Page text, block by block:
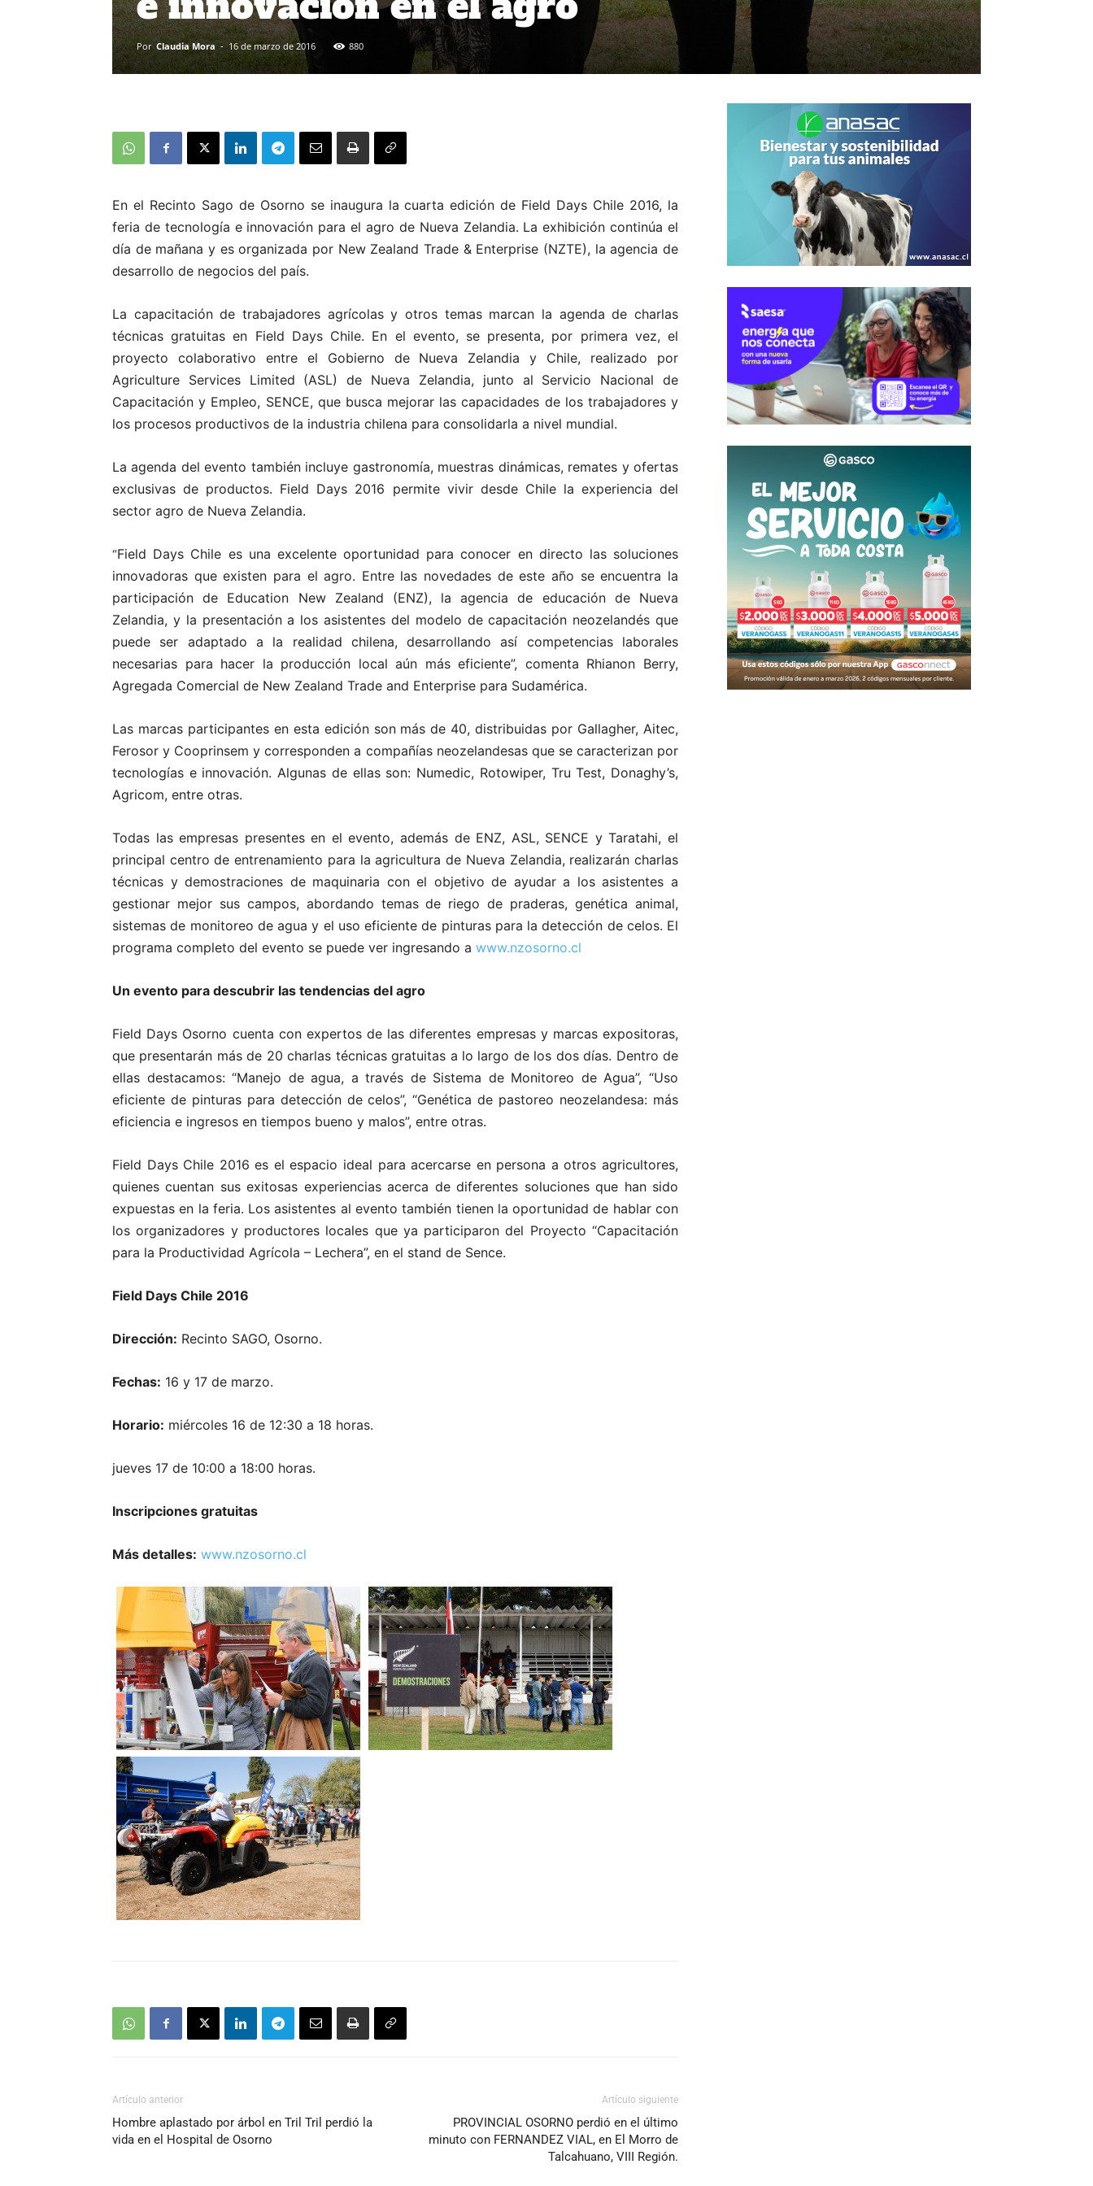
Por Claudia Mora - 16 de marzo de 2016 880
En el Recinto Sago de Osorno se inaugura la cuarta edición de Field Days Chile 2016, la
feria de tecnología e innovación para el agro de Nueva Zelandia. La exhibición continúa el
día de mañana y es organizada por New Zealand Trade & Enterprise (NZTE), la agencia de
desarrollo de negocios del país.
La capacitación de trabajadores agrícolas y otros temas marcan la agenda de charlas
técnicas gratuitas en Field Days Chile. En el evento, se presenta, por primera vez, el
proyecto colaborativo entre el Gobierno de Nueva Zelandia y Chile, realizado por
Agriculture Services Limited (ASL) de Nueva Zelandia, junto al Servicio Nacional de
Capacitación y Empleo, SENCE, que busca mejorar las capacidades de los trabajadores y
los procesos productivos de la industria chilena para consolidarla a nivel mundial.
La agenda del evento también incluye gastronomía, muestras dinámicas, remates y ofertas
exclusivas de productos. Field Days 2016 permite vivir desde Chile la experiencia del
sector agro de Nueva Zelandia.
“Field Days Chile es una excelente oportunidad para conocer en directo las soluciones
innovadoras que existen para el agro. Entre las novedades de este año se encuentra la
participación de Education New Zealand (ENZ), la agencia de educación de Nueva
Zelandia, y la presentación a los asistentes del modelo de capacitación neozelandés que
puede ser adaptado a la realidad chilena, desarrollando así competencias laborales
necesarias para hacer la producción local aún más eficiente”, comenta Rhianon Berry,
Agregada Comercial de New Zealand Trade and Enterprise para Sudamérica.
Las marcas participantes en esta edición son más de 40, distribuidas por Gallagher, Aitec,
Ferosor y Cooprinsem y corresponden a compañías neozelandesas que se caracterizan por
tecnologías e innovación. Algunas de ellas son: Numedic, Rotowiper, Tru Test, Donaghy’s,
Agricom, entre otras.
Todas las empresas presentes en el evento, además de ENZ, ASL, SENCE y Taratahi, el
principal centro de entrenamiento para la agricultura de Nueva Zelandia, realizarán charlas
técnicas y demostraciones de maquinaria con el objetivo de ayudar a los asistentes a
gestionar mejor sus campos, abordando temas de riego de praderas, genética animal,
sistemas de monitoreo de agua y el uso eficiente de pinturas para la detección de celos. El
programa completo del evento se puede ver ingresando a www.nzosorno.cl
Un evento para descubrir las tendencias del agro
Field Days Osorno cuenta con expertos de las diferentes empresas y marcas expositoras,
que presentarán más de 20 charlas técnicas gratuitas a lo largo de los dos días. Dentro de
ellas destacamos: “Manejo de agua, a través de Sistema de Monitoreo de Agua”, “Uso
eficiente de pinturas para detección de celos”, “Genética de pastoreo neozelandesa: más
eficiencia e ingresos en tiempos bueno y malos”, entre otras.
Field Days Chile 2016 es el espacio ideal para acercarse en persona a otros agricultores,
quienes cuentan sus exitosas experiencias acerca de diferentes soluciones que han sido
expuestas en la feria. Los asistentes al evento también tienen la oportunidad de hablar con
los organizadores y productores locales que ya participaron del Proyecto “Capacitación
para la Productividad Agrícola – Lechera”, en el stand de Sence.
Field Days Chile 2016
Dirección: Recinto SAGO, Osorno.
Fechas: 16 y 17 de marzo.
Horario: miércoles 16 de 12:30 a 18 horas.
jueves 17 de 10:00 a 18:00 horas.
Inscripciones gratuitas
Más detalles: www.nzosorno.cl
Artículo anterior
Hombre aplastado por árbol en Tril Tril perdió la
vida en el Hospital de Osorno
Artículo siguiente
PROVINCIAL OSORNO perdió en el último
minuto con FERNANDEZ VIAL, en El Morro de
Talcahuano, VIII Región.